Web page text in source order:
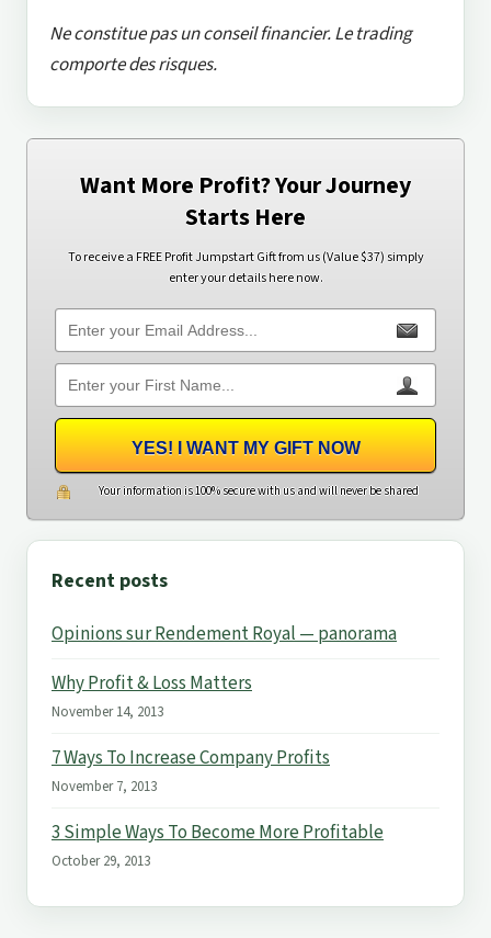
Ne constitue pas un conseil financier. Le trading
comporte des risques.
Want More Profit? Your Journey
Starts Here
To receive a FREE Profit Jumpstart Gift from us (Value $37) simply
enter your details here now.
YES! I WANT MY GIFT NOW
Your information is 100% secure with us and will never be shared
Recent posts
Opinions sur Rendement Royal — panorama
Why Profit & Loss Matters
November 14, 2013
7 Ways To Increase Company Profits
November 7, 2013
3 Simple Ways To Become More Profitable
October 29, 2013